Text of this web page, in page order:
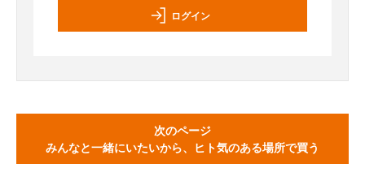
ログイン
次のページ
みんなと一緒にいたいから、ヒト気のある場所で買う